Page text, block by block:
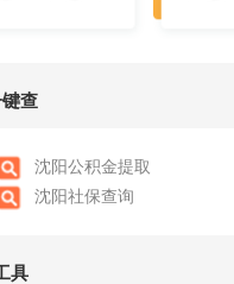
查
沈阳公积金提取
沈阳社保查询
具